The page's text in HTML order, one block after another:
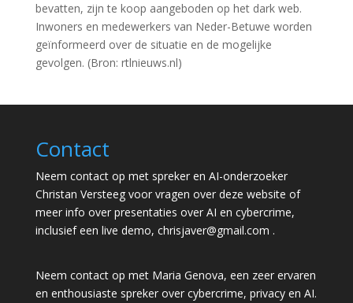
bevatten, zijn te koop aangeboden op het dark web.
Inwoners en medewerkers van Neder-Betuwe worden
geïnformeerd over de situatie en de mogelijke
gevolgen. (Bron: rtlnieuws.nl)
Contact
Neem contact op met spreker en AI-onderzoeker
Christan Versteeg voor vragen over deze website of
meer info over presentaties over AI en cybercrime,
inclusief een live demo, chrisjaver@gmail.com .
Neem contact op met Maria Genova, een zeer ervaren
en enthousiaste spreker over cybercrime, privacy en AI.